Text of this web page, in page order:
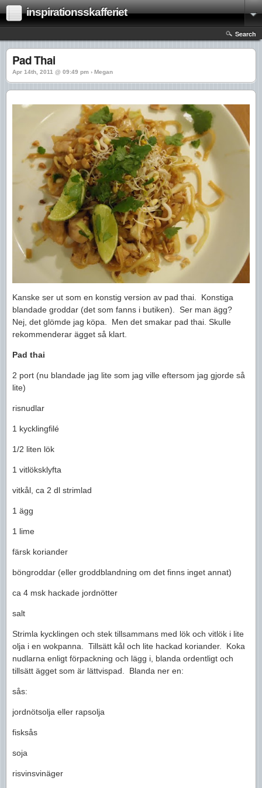
inspirationsskafferiet
Search
Pad Thai
Apr 14th, 2011 @ 09:49 pm › Megan
Kanske ser ut som en konstig version av pad thai. Konstiga
blandade groddar (det som fanns i butiken). Ser man ägg?
Nej, det glömde jag köpa. Men det smakar pad thai. Skulle
rekommenderar ägget så klart.
Pad thai
2 port (nu blandade jag lite som jag ville eftersom jag gjorde så
lite)
risnudlar
1 kycklingfilé
1/2 liten lök
1 vitlöksklyfta
vitkål, ca 2 dl strimlad
1 ägg
1 lime
färsk koriander
böngroddar (eller groddblandning om det finns inget annat)
ca 4 msk hackade jordnötter
salt
Strimla kycklingen och stek tillsammans med lök och vitlök i lite
olja i en wokpanna. Tillsätt kål och lite hackad koriander. Koka
nudlarna enligt förpackning och lägg i, blanda ordentligt och
tillsätt ägget som är lättvispad. Blanda ner en:
sås:
jordnötsolja eller rapsolja
fisksås
soja
risvinsvinäger